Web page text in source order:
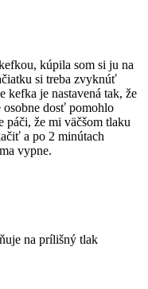
kúpila som si ju na
si treba zvyknúť
kefka je nastavená tak, že
dosť pomohlo
páči, že mi väčšom tlaku
a po 2 minútach
vypne.
na prílišný tlak